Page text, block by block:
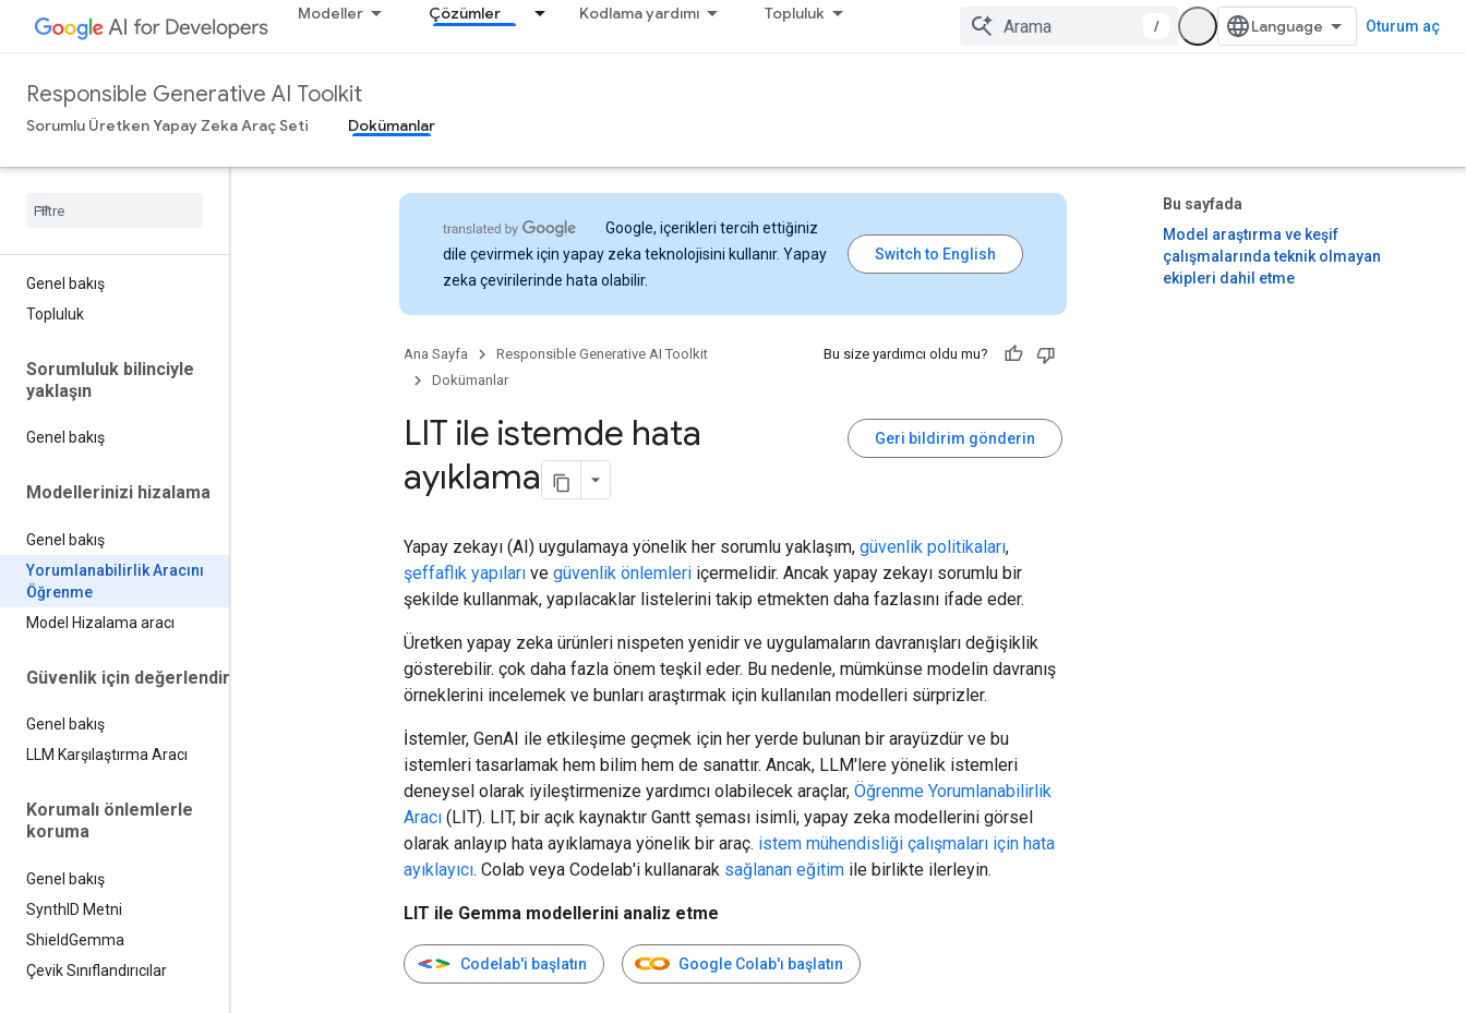
Modeller Çözümler Kodlama yardımı Topluluk
/ Oturum aç
Responsible Generative AI Toolkit
Sorumlu Üretken Yapay Zeka Araç Seti Dokümanlar
Genel bakış
Topluluk
Sorumluluk bilinciyle
yaklaşın
Genel bakış
Modellerinizi hizalama
Genel bakış
Yorumlanabilirlik Aracını
Öğrenme
Model Hizalama aracı
Güvenlik için değerlendirin
Genel bakış
LLM Karşılaştırma Aracı
Korumalı önlemlerle
koruma
Genel bakış
SynthID Metni
ShieldGemma
Çevik Sınıflandırıcılar
Bu sayfada
Model araştırma ve keşif
çalışmalarında teknik olmayan
ekipleri dahil etme
Google, içerikleri tercih ettiğiniz
dile çevirmek için yapay zeka teknolojisini kullanır. Yapay
zeka çevirilerinde hata olabilir.
Ana Sayfa
Responsible Generative AI Toolkit
Dokümanlar
Bu size yardımcı oldu mu?
Geri bildirim gönderin
LIT ile istemde hata
ayıklama
Yapay zekayı (AI) uygulamaya yönelik her sorumlu yaklaşım, güvenlik politikaları,
şeffaflık yapıları ve güvenlik önlemleri içermelidir. Ancak yapay zekayı sorumlu bir
şekilde kullanmak, yapılacaklar listelerini takip etmekten daha fazlasını ifade eder.
Üretken yapay zeka ürünleri nispeten yenidir ve uygulamaların davranışları değişiklik
gösterebilir. çok daha fazla önem teşkil eder. Bu nedenle, mümkünse modelin davranış
örneklerini incelemek ve bunları araştırmak için kullanılan modelleri sürprizler.
İstemler, GenAI ile etkileşime geçmek için her yerde bulunan bir arayüzdür ve bu
istemleri tasarlamak hem bilim hem de sanattır. Ancak, LLM'lere yönelik istemleri
deneysel olarak iyileştirmenize yardımcı olabilecek araçlar, Öğrenme Yorumlanabilirlik
Aracı (LIT). LIT, bir açık kaynaktır Gantt şeması isimli, yapay zeka modellerini görsel
olarak anlayıp hata ayıklamaya yönelik bir araç. istem mühendisliği çalışmaları için hata
ayıklayıcı. Colab veya Codelab'i kullanarak sağlanan eğitim ile birlikte ilerleyin.
LIT ile Gemma modellerini analiz etme
Codelab'i başlatın Google Colab'ı başlatın